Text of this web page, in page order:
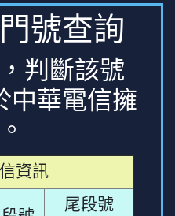
號查詢
判斷該號
中華電信擁
資訊
尾段號